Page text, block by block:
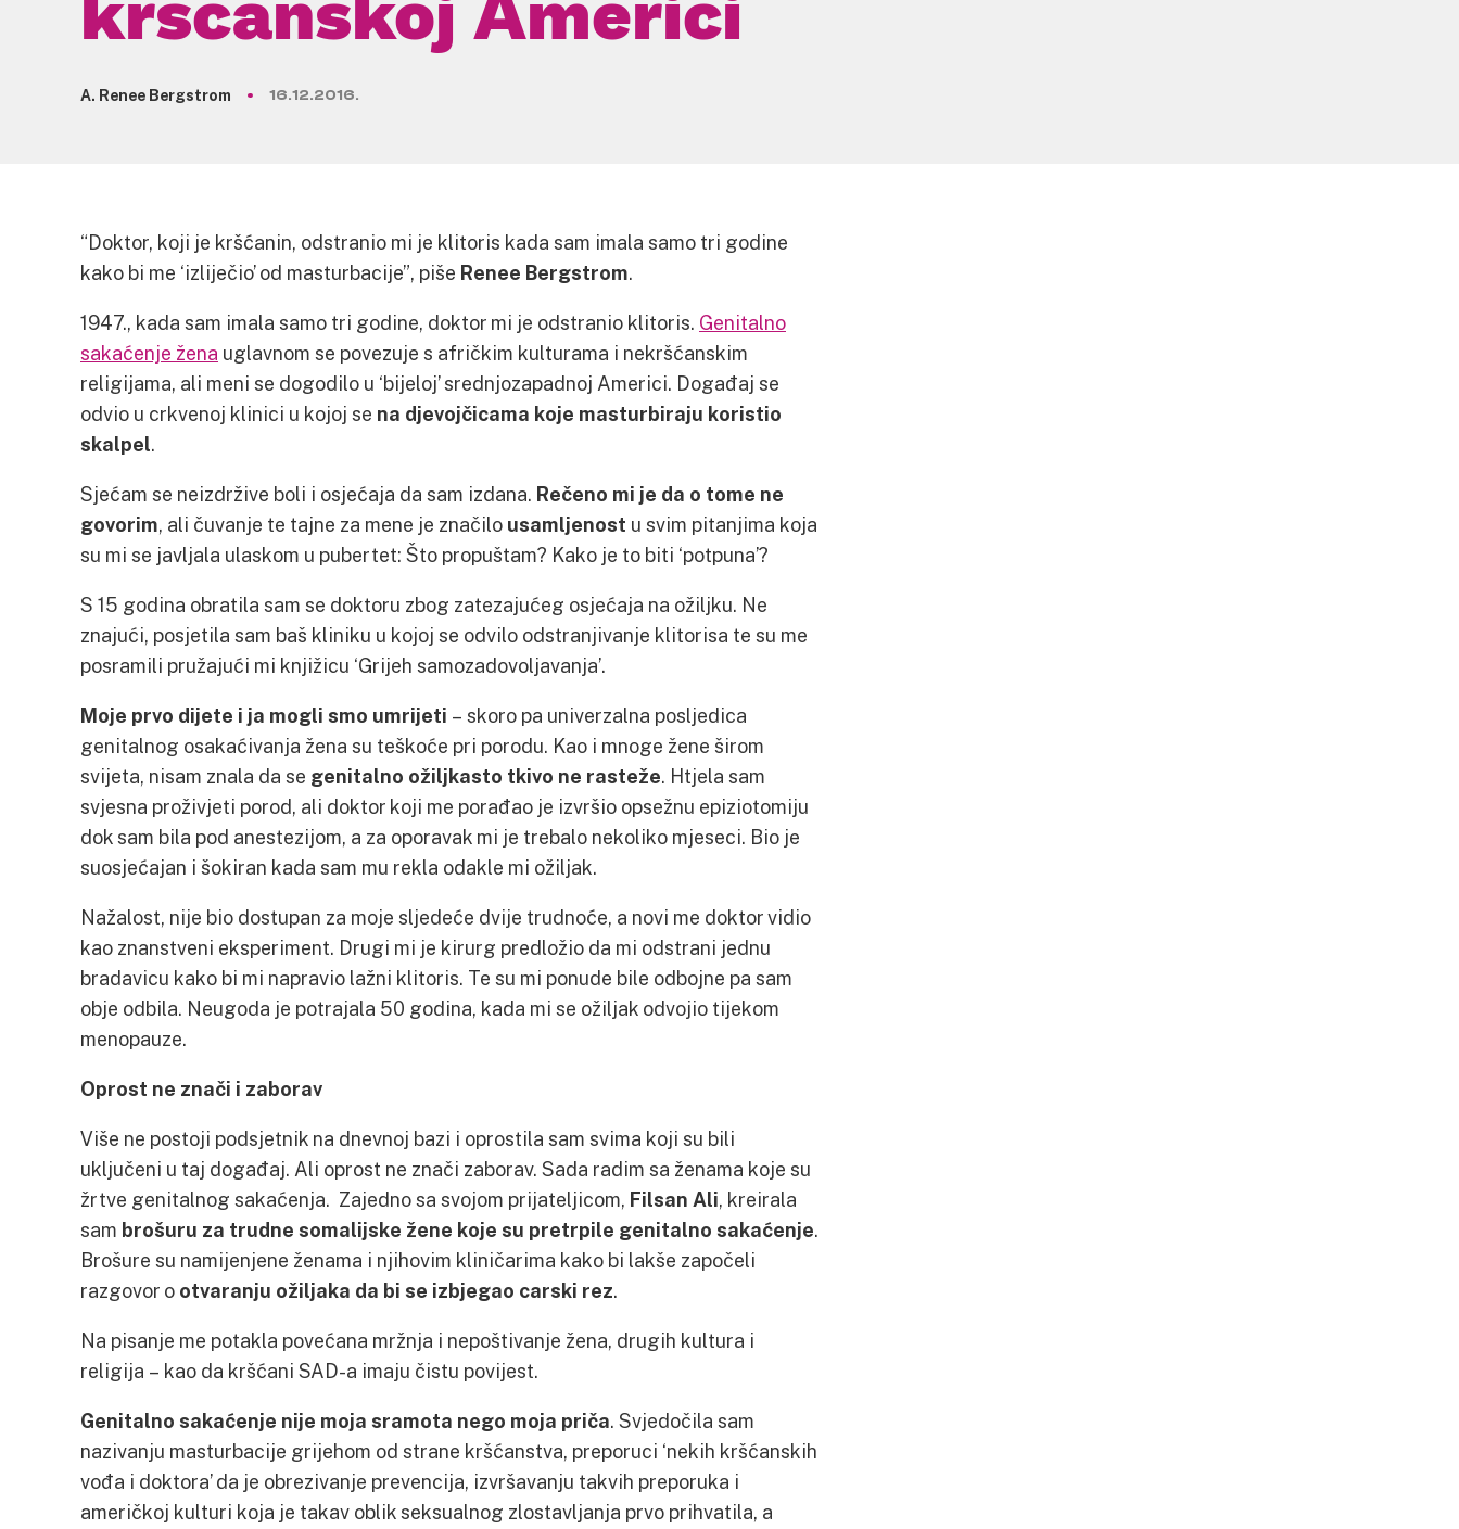
A. Renee Bergstrom 16.12.2016.
“Doktor, koji je kršćanin, odstranio mi je klitoris kada sam imala samo tri godine
kako bi me ‘izliječio’ od masturbacije”, piše Renee Bergstrom.
1947., kada sam imala samo tri godine, doktor mi je odstranio klitoris. Genitalno
sakaćenje žena uglavnom se povezuje s afričkim kulturama i nekršćanskim
religijama, ali meni se dogodilo u ‘bijeloj’ srednjozapadnoj Americi. Događaj se
odvio u crkvenoj klinici u kojoj se na djevojčicama koje masturbiraju koristio
skalpel.
Sjećam se neizdržive boli i osjećaja da sam izdana. Rečeno mi je da o tome ne
govorim, ali čuvanje te tajne za mene je značilo usamljenost u svim pitanjima koja
su mi se javljala ulaskom u pubertet: Što propuštam? Kako je to biti ‘potpuna’?
S 15 godina obratila sam se doktoru zbog zatezajućeg osjećaja na ožiljku. Ne
znajući, posjetila sam baš kliniku u kojoj se odvilo odstranjivanje klitorisa te su me
posramili pružajući mi knjižicu ‘Grijeh samozadovoljavanja’.
Moje prvo dijete i ja mogli smo umrijeti – skoro pa univerzalna posljedica
genitalnog osakaćivanja žena su teškoće pri porodu. Kao i mnoge žene širom
svijeta, nisam znala da se genitalno ožiljkasto tkivo ne rasteže. Htjela sam
svjesna proživjeti porod, ali doktor koji me porađao je izvršio opsežnu epiziotomiju
dok sam bila pod anestezijom, a za oporavak mi je trebalo nekoliko mjeseci. Bio je
suosjećajan i šokiran kada sam mu rekla odakle mi ožiljak.
Nažalost, nije bio dostupan za moje sljedeće dvije trudnoće, a novi me doktor vidio
kao znanstveni eksperiment. Drugi mi je kirurg predložio da mi odstrani jednu
bradavicu kako bi mi napravio lažni klitoris. Te su mi ponude bile odbojne pa sam
obje odbila. Neugoda je potrajala 50 godina, kada mi se ožiljak odvojio tijekom
menopauze.
Oprost ne znači i zaborav
Više ne postoji podsjetnik na dnevnoj bazi i oprostila sam svima koji su bili
uključeni u taj događaj. Ali oprost ne znači zaborav. Sada radim sa ženama koje su
žrtve genitalnog sakaćenja. Zajedno sa svojom prijateljicom, Filsan Ali, kreirala
sam brošuru za trudne somalijske žene koje su pretrpile genitalno sakaćenje.
Brošure su namijenjene ženama i njihovim kliničarima kako bi lakše započeli
razgovor o otvaranju ožiljaka da bi se izbjegao carski rez.
Na pisanje me potakla povećana mržnja i nepoštivanje žena, drugih kultura i
religija – kao da kršćani SAD-a imaju čistu povijest.
Genitalno sakaćenje nije moja sramota nego moja priča. Svjedočila sam
nazivanju masturbacije grijehom od strane kršćanstva, preporuci ‘nekih kršćanskih
vođa i doktora’ da je obrezivanje prevencija, izvršavanju takvih preporuka i
američkoj kulturi koja je takav oblik seksualnog zlostavljanja prvo prihvatila, a